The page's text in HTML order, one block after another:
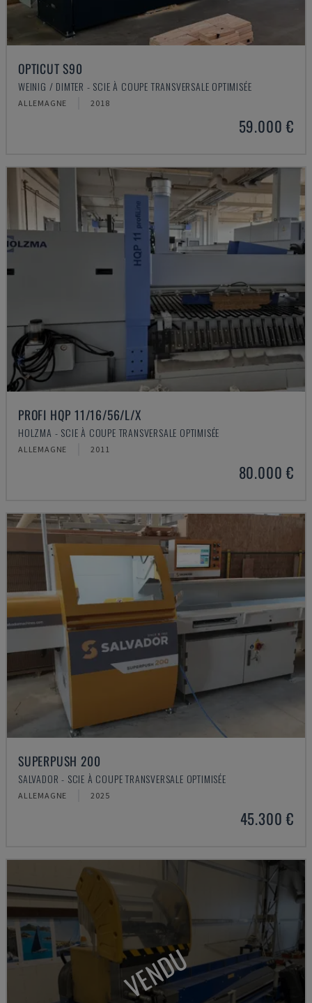
OPTICUT S90
WEINIG / DIMTER - SCIE À COUPE TRANSVERSALE OPTIMISÉE
ALLEMAGNE 2018
59.000 €
PROFI HQP 11/16/56/L/X
HOLZMA - SCIE À COUPE TRANSVERSALE OPTIMISÉE
ALLEMAGNE 2011
80.000 €
SUPERPUSH 200
SALVADOR - SCIE À COUPE TRANSVERSALE OPTIMISÉE
ALLEMAGNE 2025
45.300 €
VENDU